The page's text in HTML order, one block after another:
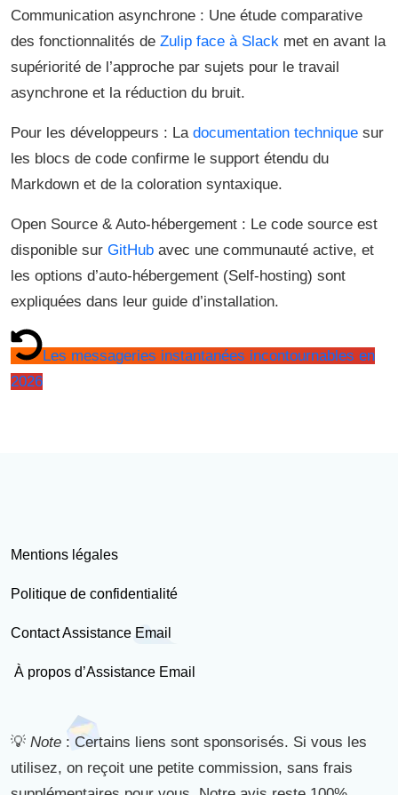
Communication asynchrone : Une étude comparative
des fonctionnalités de Zulip face à Slack met en avant la
supériorité de l’approche par sujets pour le travail
asynchrone et la réduction du bruit.
Pour les développeurs : La documentation technique sur
les blocs de code confirme le support étendu du
Markdown et de la coloration syntaxique.
Open Source & Auto-hébergement : Le code source est
disponible sur GitHub avec une communauté active, et
les options d’auto-hébergement (Self-hosting) sont
expliquées dans leur guide d’installation.
Les messageries instantanées incontournables en
2026
Mentions légales
Politique de confidentialité
Contact Assistance Email
À propos d’Assistance Email
💡 Note : Certains liens sont sponsorisés. Si vous les
utilisez, on reçoit une petite commission, sans frais